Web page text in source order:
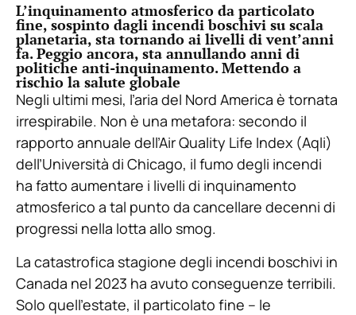
L’inquinamento atmosferico da particolato
fine, sospinto dagli incendi boschivi su scala
planetaria, sta tornando ai livelli di vent’anni
fa. Peggio ancora, sta annullando anni di
politiche anti-inquinamento. Mettendo a
rischio la salute globale
Negli ultimi mesi, l’aria del Nord America è tornata
irrespirabile. Non è una metafora: secondo il
rapporto annuale dell’Air Quality Life Index (Aqli)
dell’Università di Chicago, il fumo degli incendi
ha fatto aumentare i livelli di inquinamento
atmosferico a tal punto da cancellare decenni di
progressi nella lotta allo smog.
La catastrofica stagione degli incendi boschivi in
Canada nel 2023 ha avuto conseguenze terribili.
Solo quell’estate, il particolato fine – le